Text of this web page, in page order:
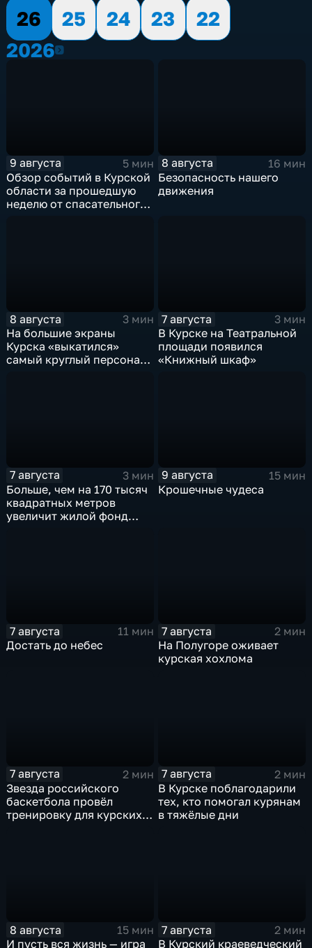
26
25 24 23
22
20262026
9 августа
5 мин
Обзор событий в Курской
области за прошедшую
неделю от спасательного
8 августа
16 мин
Безопасность нашего
движения
8 августа
3 мин
На большие экраны
Курска «выкатился»
самый круглый персонаж
7 августа
3 мин
В Курске на Театральной
площади появился
«Книжный шкаф»
7 августа
3 мин
Больше, чем на 170 тысяч
квадратных метров
увеличит жилой фонд
9 августа
15 мин
Крошечные чудеса
7 августа
11 мин
Достать до небес
7 августа
2 мин
На Полугоре оживает
курская хохлома
7 августа
2 мин
Звезда российского
баскетбола провёл
тренировку для курских
7 августа
2 мин
В Курске поблагодарили
тех, кто помогал курянам
в тяжёлые дни
8 августа
15 мин
И пусть вся жизнь — игра
7 августа
2 мин
В Курский краеведческий